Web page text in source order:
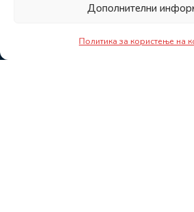
Дополнителни
Политика за користење на